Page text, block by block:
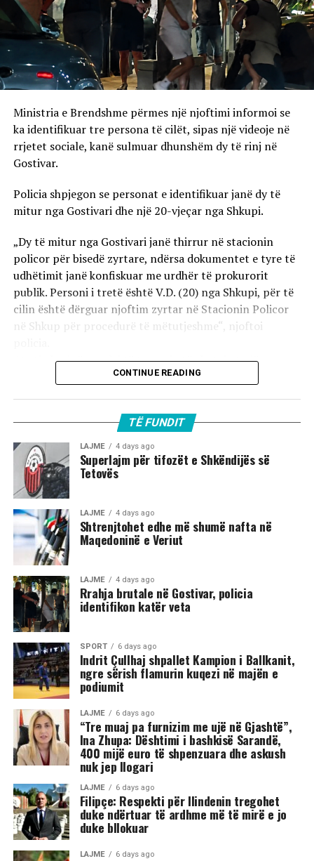
Ministria e Brendshme përmes një njoftimi informoi se
ka identifikuar tre persona të cilët, sipas një videoje në
rrjetet sociale, kanë sulmuar dhunshëm dy të rinj në
Gostivar.
Policia shpjegon se personat e identifikuar janë dy të
mitur nga Gostivari dhe një 20-vjeçar nga Shkupi.
„Dy të mitur nga Gostivari janë thirrur në stacionin
policor për bisedë zyrtare, ndërsa dokumentet e tyre të
udhëtimit janë konfiskuar me urdhër të prokurorit
publik. Personi i tretë është V.D. (20) nga Shkupi, për të
cilin është dërguar njoftim zyrtar në Stacionin Policor
në Shkup për procedurë të mëtutjeshme“, njoftoi
Ata theksojnë se ndaj të treve do të zbatohet një
procedurë e përshpejtuar para gjykatës sapo të
autoriteteve, sulmi ka ndodhur në orët e para të
mëngjesit të 2 gushtit në rrugën „Borçe Jovanoski“, ku
dy të rinj janë goditur me mjete dhe shkopinj druri.
Në rrjetet sociale u shfaq një video-incizim shqetësues
nga Gostivari, në të cilin shfaqet një përleshje e ashpër
fizike mes një grupi më të madh të rinjsh.
Sipas informacioneve të publikuara, gjatë rrahjes, njëri
nga djemtë është goditur në pjesën e kokës, pas së cilës
ka rënë në tokë dhe ka mbetur i palëvizshëm.
Përkundër faktit se po shtrihej në rrugë, në incizim
shihet se sulmi ka vazhduar me goditje të shumta ndaj
trupit të tij, gjë që ka shkaktuar reagime dhe dënime të
ashpra në rrjetet sociale.(INA)
CONTINUE READING
TË FUNDIT
LAJME 4 days ago
Superlajm për tifozët e Shkëndijës së
Tetovës
LAJME 4 days ago
Shtrenjtohet edhe më shumë nafta në
Maqedoninë e Veriut
LAJME 4 days ago
Rrahja brutale në Gostivar, policia
identifikon katër veta
SPORT 6 days ago
Indrit Çullhaj shpallet Kampion i Ballkanit,
ngre sërish flamurin kuqezi në majën e
podiumit
LAJME 6 days ago
“Tre muaj pa furnizim me ujë në Gjashtë”,
Ina Zhupa: Dështimi i bashkisë Sarandë,
400 mijë euro të shpenzuara dhe askush
nuk jep llogari
LAJME 6 days ago
Filipçe: Respekti për Ilindenin tregohet
duke ndërtuar të ardhme më të mirë e jo
duke bllokuar
LAJME 6 days ago